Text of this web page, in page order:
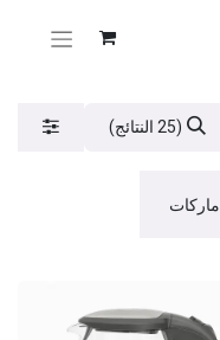
(25 النتائج)
ماركات